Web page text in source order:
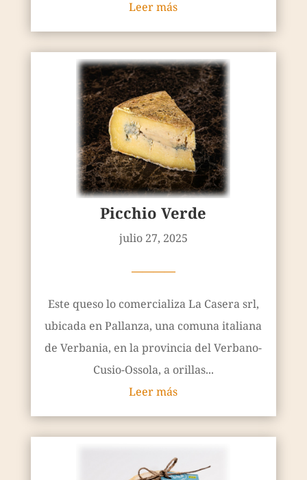
Leer más
Picchio Verde
julio 27, 2025
————
Este queso lo comercializa La Casera srl,
ubicada en Pallanza, una comuna italiana
de Verbania, en la provincia del Verbano-
Cusio-Ossola, a orillas...
Leer más